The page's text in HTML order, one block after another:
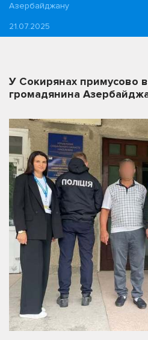
Азербайджану
21.07.2025
У Сокирянах примусово
громадянина